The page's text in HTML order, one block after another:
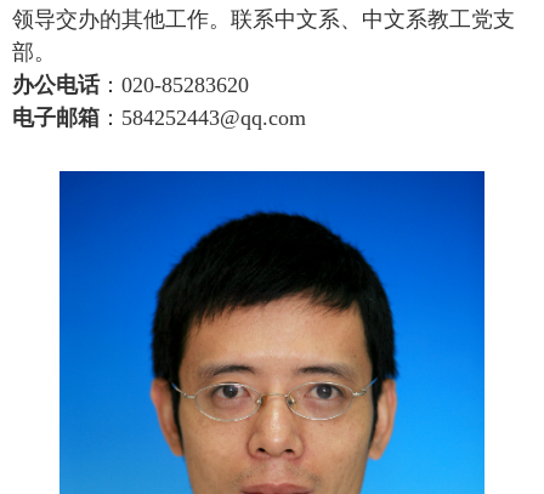
领导交办的其他工作。联系中文系、中文系教工党支
部。
办公电话：020-85283620
电子邮箱 ：584252443@qq.com